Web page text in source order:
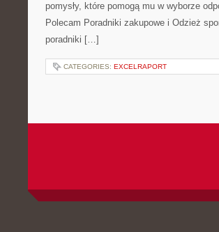
pomysły, które pomogą mu w wyborze
Polecam Poradniki zakupowe i Odzież
poradniki […]
CATEGORIES: EXCELRAPORT